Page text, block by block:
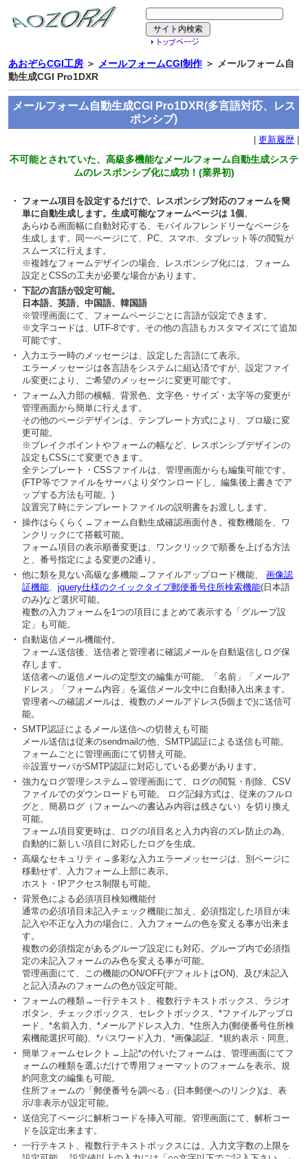
あおぞらCGI工房 ＞ メールフォームCGI制作＞ メールフォーム自
動生成CGI Pro1DXR
メールフォーム自動生成CGI Pro1DXR(多言語対応、レス
ポンシブ)
|更新履歴
不可能とされていた、高級多機能なメールフォーム自動生成システ
ムのレスポンシブ化に成功！(業界初)
・ フォーム項目を設定するだけで、レスポンシブ対応のフォームを簡
単に自動生成します。生成可能なフォームページは 1個 。
あらゆる画面幅に自動対応する、モバイルフレンドリーなページを
生成します。同一ページにて、PC、スマホ、タブレット等の閲覧が
スムーズに行えます。
※複雑なフォームデザインの場合、レスポンシブ化には、フォーム
設定とCSSの工夫が必要な場合があります。
・ 下記の言語が設定可能。
日本語、英語、中国語、韓国語
※管理画面にて、フォームページごとに言語が設定できます。
※文字コードは、UTF-8です。その他の言語もカスタマイズにて追加
可能です。
・
入力エラー時のメッセージは、設定した言語にて表示。
エラーメッセージは各言語をシステムに組込済ですが、設定ファイ
ル変更により、ご希望のメッセージに変更可能です。
・ フォーム入力部の横幅、背景色、文字色・サイズ・太字等の変更が
管理画面から簡単に行えます。
その他のページデザインは、テンプレート方式により、プロ級に変
更可能。
※ブレイクポイントやフォームの幅など、レスポンシブデザインの
設定もCSSにて変更できます。
全テンプレート・CSSファイルは、管理画面からも編集可能です。
(FTP等でファイルをサーバよりダウンロードし、編集後上書きでア
ップする方法も可能。)
設置完了時にテンプレートファイルの説明書をお渡しします。
・ 操作はらくらく→フォーム自動生成確認画面付き。複数機能を、ワ
ンクリックにて搭載可能。
フォーム項目の表示順番変更は、ワンクリックで順番を上げる方法
と、番号指定による変更の2通り。
・ 他に類を見ない高級な多機能→ファイルアップロード機能、画像認
証機能、jquery仕様のクイックタイプ郵便番号住所検索機能(日本語
のみ)など選択可能。
複数の入力フォームを1つの項目にまとめて表示する「グループ設
定」も可能。
・ 自動返信メール機能付。
フォーム送信後、送信者と管理者に確認メールを自動返信しログ保
存します。
送信者への返信メールの定型文の編集が可能。「名前」「メールア
ドレス」「フォーム内容」を返信メール文中に自動挿入出来ます。
管理者への確認メールは、複数のメールアドレス(5個まで)に送信可
能。
・ SMTP認証によるメール送信への切替えも可能
メール送信は従来のsendmailの他、SMTP認証による送信も可能。
フォームごとに管理画面にて切替え可能。
※設置サーバがSMTP認証に対応している必要があります。
・ 強力なログ管理システム→管理画面にて、ログの閲覧・削除、CSV
ファイルでのダウンロードも可能。 ログ記録方式は、従来のフルロ
グと、簡易ログ（フォームへの書込み内容は残さない）を切り換え
可能。
フォーム項目変更時は、ログの項目名と入力内容のズレ防止の為、
自動的に新しい項目に対応したログを生成。
・ 高級なセキュリティ→多彩な入力エラーメッセージは、別ページに
移動せず、入力フォーム上部に表示。
ホスト・IPアクセス制限も可能。
・ 背景色による必須項目検知機能付
通常の必須項目未記入チェック機能に加え、必須指定した項目が未
記入や不正な入力の場合に、入力フォームの色を変える事が出来ま
す。
複数の必須指定があるグループ設定にも対応。グループ内で必須指
定の未記入フォームのみ色を変える事が可能。
管理画面にて、この機能のON/OFF(デフォルトはON)、及び未記入
と記入済みのフォームの色が設定可能。
・ フォームの種類→一行テキスト、複数行テキストボックス、ラジオ
ボタン、チェックボックス、セレクトボックス、*ファイルアップロ
ード、*名前入力、*メールアドレス入力、*住所入力(郵便番号住所検
索機能選択可能)、*パスワード入力、*画像認証、*規約表示・同意。
・ 簡単フォームセレクト→上記*の付いたフォームは、管理画面にてフ
ォームの種類を選ぶだけで専用フォーマットのフォームを表示。規
約同意文の編集も可能。
住所フォームの「郵便番号を調べる」(日本郵便へのリンク)は、表
示/非表示が設定可能。
・ 送信完了ページに解析コードを挿入可能。管理画面にて、解析コー
ドを設定出来ます。
・ 一行テキスト、複数行テキストボックスには、入力文字数の上限を